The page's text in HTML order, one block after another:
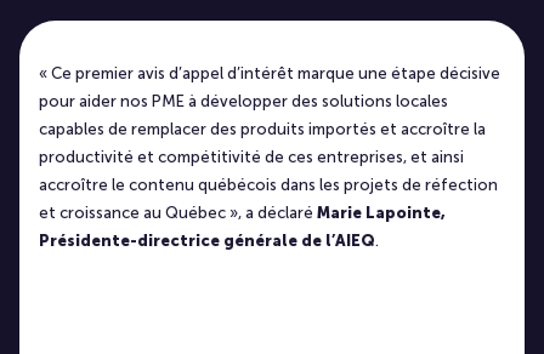
« Ce premier avis d’appel d’intérêt marque une étape décisive
pour aider nos PME à développer des solutions locales
capables de remplacer des produits importés et accroître la
productivité et compétitivité de ces entreprises, et ainsi
accroître le contenu québécois dans les projets de réfection
et croissance au Québec », a déclaré Marie Lapointe,
Présidente-directrice générale de l’AIEQ.